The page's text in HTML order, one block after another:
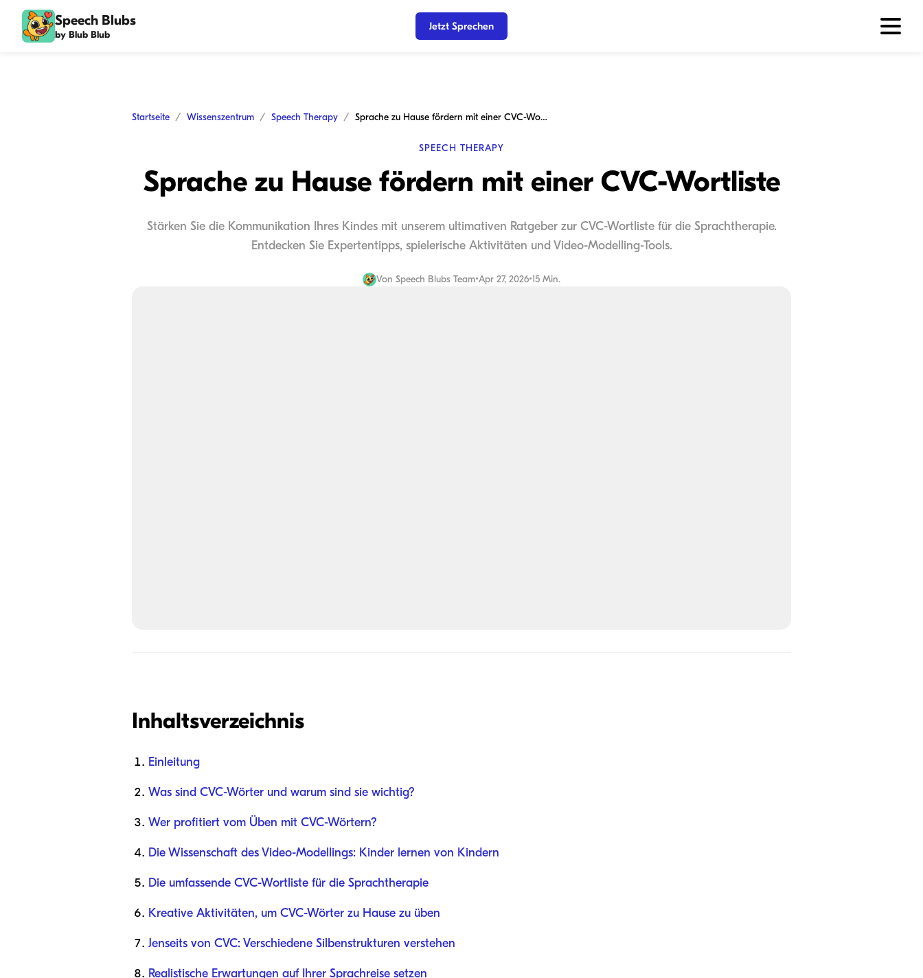
Speech Blubs
by Blub Blub
Jetzt Sprechen
Startseite Wissenszentrum Speech Therapy Sprache zu Hause fördern mit einer CVC-Wortliste
SPEECH THERAPY
Sprache zu Hause fördern mit einer CVC-Wortliste
Stärken Sie die Kommunikation Ihres Kindes mit unserem ultimativen Ratgeber zur CVC-Wortliste für die Sprachtherapie.
Entdecken Sie Expertentipps, spielerische Aktivitäten und Video-Modelling-Tools.
Von Speech Blubs Team•Apr 27, 2026•15 Min.
Inhaltsverzeichnis
Einleitung
Was sind CVC-Wörter und warum sind sie wichtig?
Wer profitiert vom Üben mit CVC-Wörtern?
Die Wissenschaft des Video-Modellings: Kinder lernen von Kindern
Die umfassende CVC-Wortliste für die Sprachtherapie
Kreative Aktivitäten, um CVC-Wörter zu Hause zu üben
Jenseits von CVC: Verschiedene Silbenstrukturen verstehen
Realistische Erwartungen auf Ihrer Sprachreise setzen